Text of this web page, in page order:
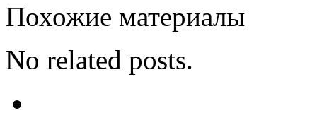
Похожие материалы
No related posts.